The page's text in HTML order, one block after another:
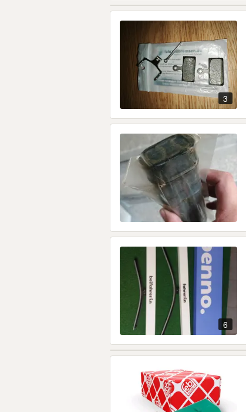
3
6